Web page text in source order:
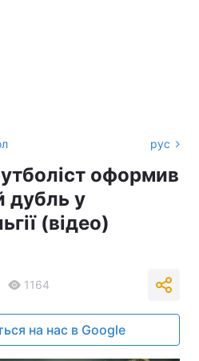
рус
оформив
дубль у
(відео)
1164
на нас в Google